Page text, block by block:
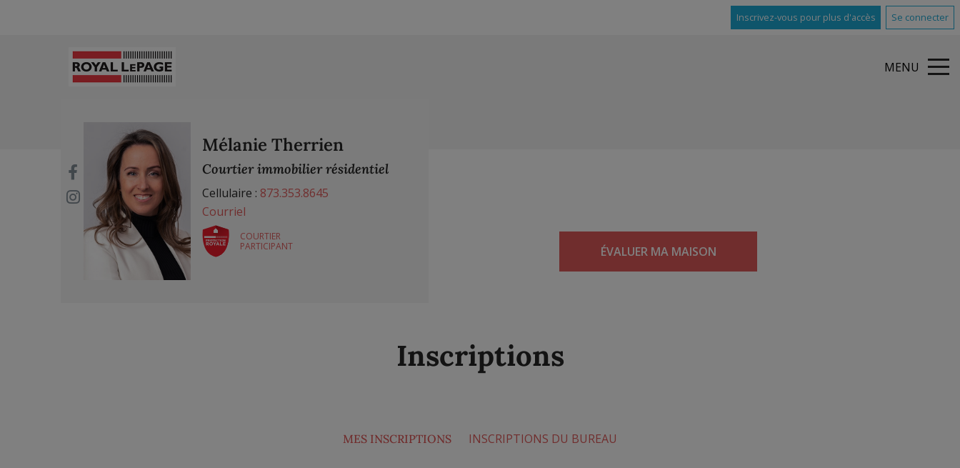
Inscrivez-vous pour plus d'accès Se connecter
MENU
Mélanie Therrien
Courtier immobilier résidentiel
Cellulaire : 873.353.8645
Courriel
COURTIER
PARTICIPANT
ÉVALUER MA MAISON
Inscriptions
MES INSCRIPTIONS INSCRIPTIONS DU BUREAU